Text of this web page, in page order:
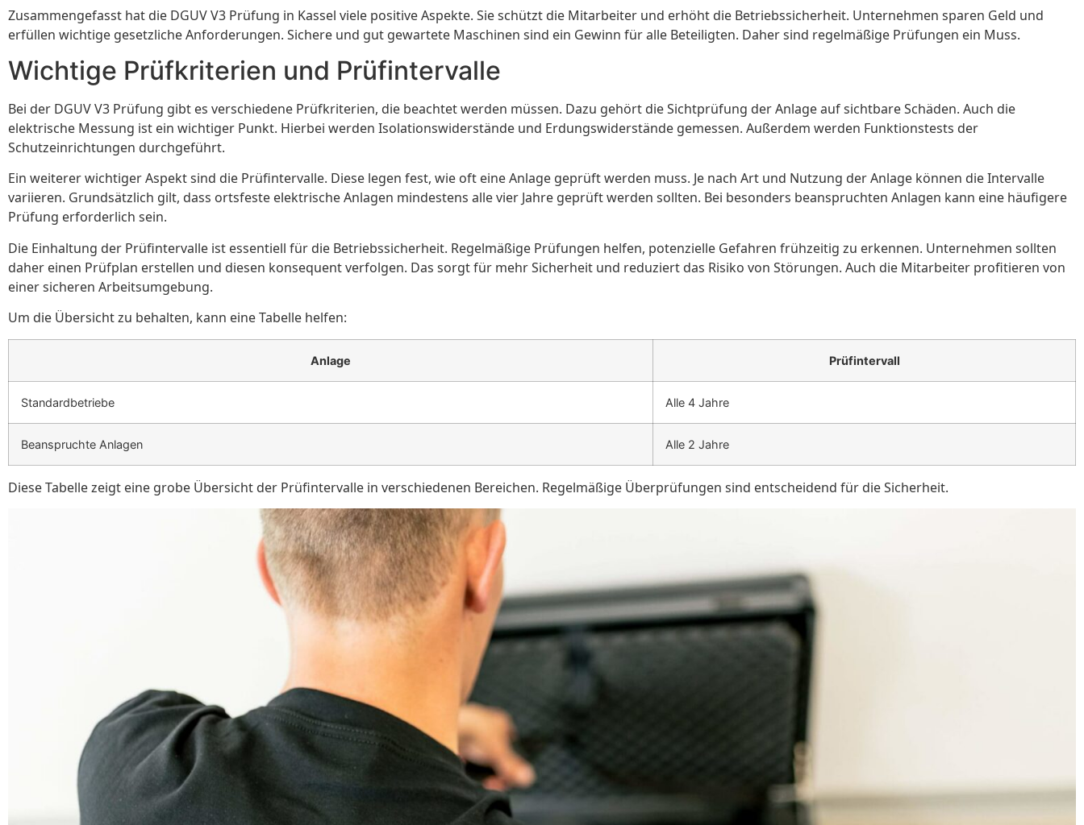
Zusammengefasst hat die DGUV V3 Prüfung in Kassel viele positive Aspekte. Sie schützt die Mitarbeiter und erhöht die Betriebssicherheit. Unternehmen sparen Geld und
erfüllen wichtige gesetzliche Anforderungen. Sichere und gut gewartete Maschinen sind ein Gewinn für alle Beteiligten. Daher sind regelmäßige Prüfungen ein Muss.
Wichtige Prüfkriterien und Prüfintervalle
Bei der DGUV V3 Prüfung gibt es verschiedene Prüfkriterien, die beachtet werden müssen. Dazu gehört die Sichtprüfung der Anlage auf sichtbare Schäden. Auch die
elektrische Messung ist ein wichtiger Punkt. Hierbei werden Isolationswiderstände und Erdungswiderstände gemessen. Außerdem werden Funktionstests der
Schutzeinrichtungen durchgeführt.
Ein weiterer wichtiger Aspekt sind die Prüfintervalle. Diese legen fest, wie oft eine Anlage geprüft werden muss. Je nach Art und Nutzung der Anlage können die Intervalle
variieren. Grundsätzlich gilt, dass ortsfeste elektrische Anlagen mindestens alle vier Jahre geprüft werden sollten. Bei besonders beanspruchten Anlagen kann eine häufigere
Prüfung erforderlich sein.
Die Einhaltung der Prüfintervalle ist essentiell für die Betriebssicherheit. Regelmäßige Prüfungen helfen, potenzielle Gefahren frühzeitig zu erkennen. Unternehmen sollten
daher einen Prüfplan erstellen und diesen konsequent verfolgen. Das sorgt für mehr Sicherheit und reduziert das Risiko von Störungen. Auch die Mitarbeiter profitieren von
einer sicheren Arbeitsumgebung.
Um die Übersicht zu behalten, kann eine Tabelle helfen:
Anlage Prüfintervall
Standardbetriebe Alle 4 Jahre
Beanspruchte Anlagen Alle 2 Jahre
Diese Tabelle zeigt eine grobe Übersicht der Prüfintervalle in verschiedenen Bereichen. Regelmäßige Überprüfungen sind entscheidend für die Sicherheit.